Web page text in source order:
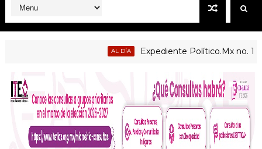
Expediente Político.Mx no. 1125